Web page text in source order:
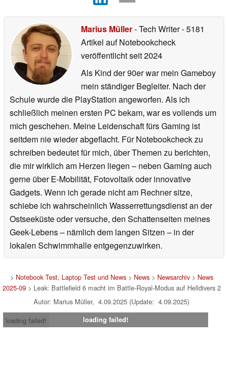
Marius Müller- Tech Writer- 5181
Artikel auf Notebookcheck
veröffentlichtseit 2024
Als Kind der 90er war mein Gameboy
mein ständiger Begleiter. Nach der
Schule wurde die PlayStation angeworfen. Als ich
schließlich meinen ersten PC bekam, war es vollends um
mich geschehen. Meine Leidenschaft fürs Gaming ist
seitdem nie wieder abgeflacht. Für Notebookcheck zu
schreiben bedeutet für mich, über Themen zu berichten,
die mir wirklich am Herzen liegen – neben Gaming auch
gerne über E-Mobilität, Fotovoltaik oder innovative
Gadgets. Wenn ich gerade nicht am Rechner sitze,
schiebe ich wahrscheinlich Wasserrettungsdienst an der
Ostseeküste oder versuche, den Schattenseiten meines
Geek-Lebens – nämlich dem langen Sitzen – in der
lokalen Schwimmhalle entgegenzuwirken.
> Notebook Test, Laptop Test und News> News> Newsarchiv> News
2025-09> Leak: Battlefield 6 macht im Battle-Royal-Modus auf Helldivers 2
Autor: Marius Müller, 4.09.2025 (Update: 4.09.2025)
loading failed!
loading failed!